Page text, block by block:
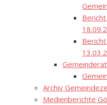
Archiv
Medienberichte